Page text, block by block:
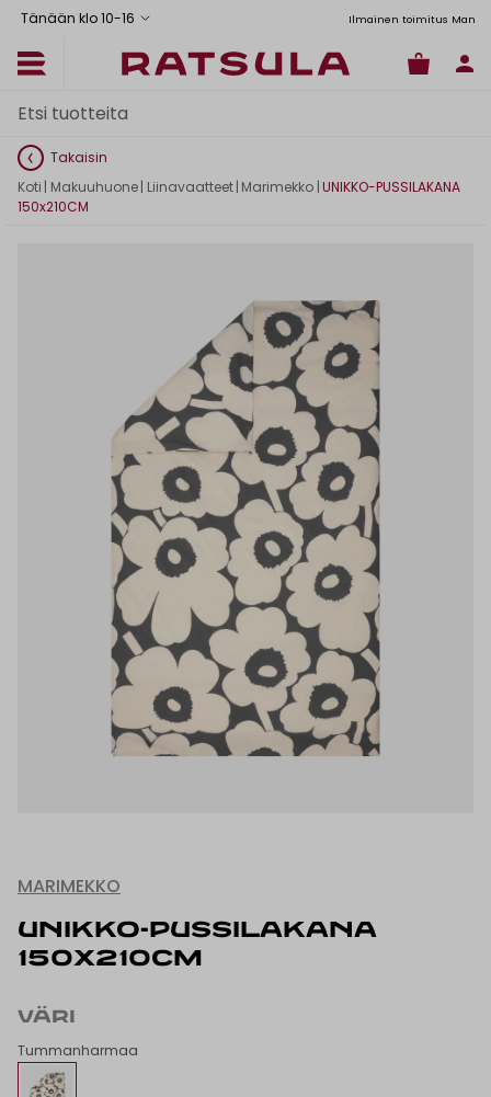
Tänään klo 10-16
Toimituskulut alk. 6,90€ Ilmainen toimitus Manner-Suomeen yli
Takaisin
Koti | Makuuhuone| Liinavaatteet | Marimekko |UNIKKO-PUSSILAKANA
150x210CM
MARIMEKKO
UNIKKO-PUSSILAKANA
150x210CM
VÄRI
Tummanharmaa